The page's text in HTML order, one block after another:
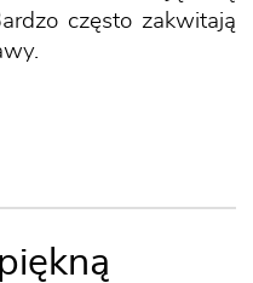
często zakwitają